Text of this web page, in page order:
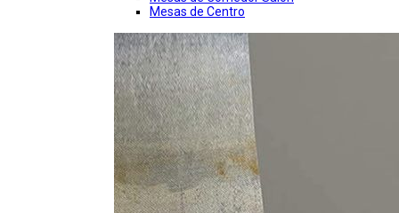
Mesas de Centro